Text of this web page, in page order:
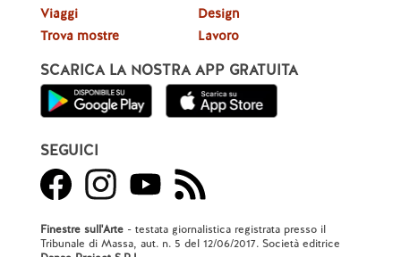
Viaggi
Trova mostre
Design
Lavoro
SCARICA LA NOSTRA APP GRATUITA
SEGUICI
Finestre sull'Arte- testata giornalistica registrata presso il
Tribunale di Massa, aut. n. 5 del 12/06/2017. Società editrice